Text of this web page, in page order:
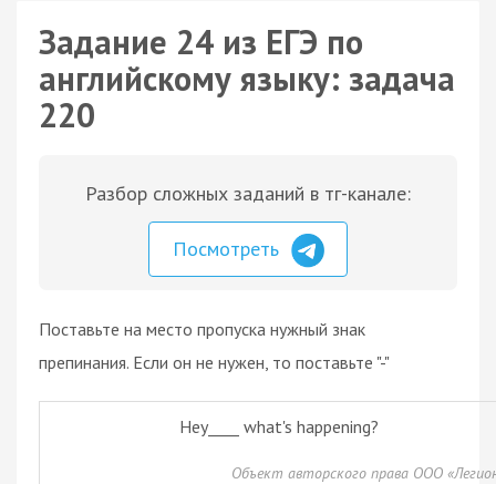
Задание 24 из ЕГЭ по
английскому языку: задача
220
Разбор сложных заданий в тг-канале:
Посмотреть
Поставьте на место пропуска нужный знак
препинания. Если он не нужен, то поставьте "-"
Hey____ what's happening?
Объект авторского права ООО